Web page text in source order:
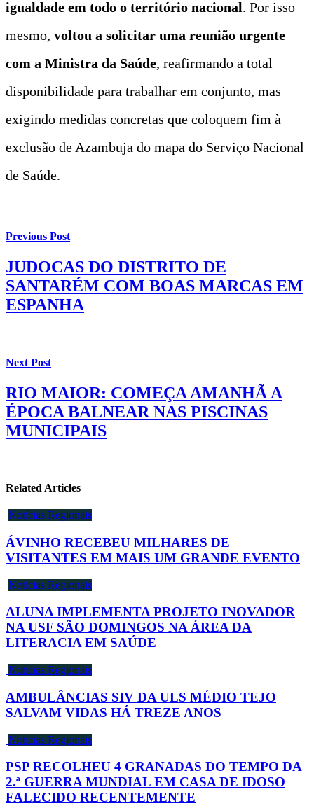
igualdade em todo o território nacional. Por isso
mesmo, voltou a solicitar uma reunião urgente
com a Ministra da Saúde, reafirmando a total
disponibilidade para trabalhar em conjunto, mas
exigindo medidas concretas que coloquem fim à
exclusão de Azambuja do mapa do Serviço Nacional
de Saúde.
Previous Post
JUDOCAS DO DISTRITO DE
SANTARÉM COM BOAS MARCAS EM
ESPANHA
Next Post
RIO MAIOR: COMEÇA AMANHÃ A
ÉPOCA BALNEAR NAS PISCINAS
MUNICIPAIS
Related Articles
Notícias Regionais
ÁVINHO RECEBEU MILHARES DE
VISITANTES EM MAIS UM GRANDE EVENTO
Notícias Regionais
ALUNA IMPLEMENTA PROJETO INOVADOR
NA USF SÃO DOMINGOS NA ÁREA DA
LITERACIA EM SAÚDE
Notícias Regionais
AMBULÂNCIAS SIV DA ULS MÉDIO TEJO
SALVAM VIDAS HÁ TREZE ANOS
Notícias Regionais
PSP RECOLHEU 4 GRANADAS DO TEMPO DA
2.ª GUERRA MUNDIAL EM CASA DE IDOSO
FALECIDO RECENTEMENTE